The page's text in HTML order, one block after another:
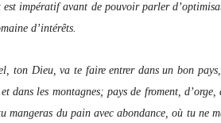
impératif avant de pouvoir parler
d’intérêts.
ton Dieu, va te faire entrer dans un bon pays,
dans les montagnes; pays de froment,
mangeras du pain avec abondance, où tu ne